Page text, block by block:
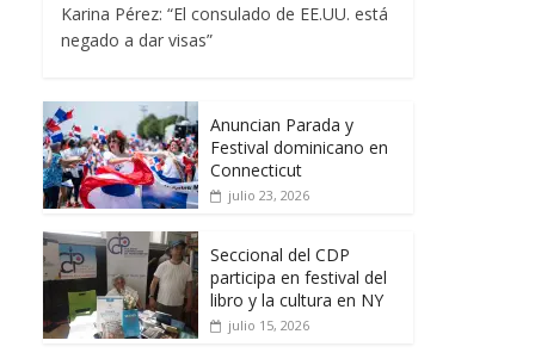
Karina Pérez: “El consulado de EE.UU. está
negado a dar visas”
Anuncian Parada y
Festival dominicano en
Connecticut
julio 23, 2026
Seccional del CDP
participa en festival del
libro y la cultura en NY
julio 15, 2026